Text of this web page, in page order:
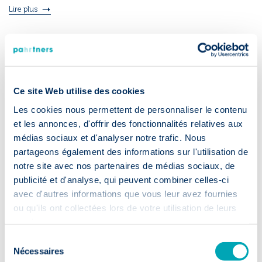
Ce site Web utilise des cookies
Les cookies nous permettent de personnaliser le contenu
et les annonces, d'offrir des fonctionnalités relatives aux
médias sociaux et d'analyser notre trafic. Nous
partageons également des informations sur l'utilisation de
notre site avec nos partenaires de médias sociaux, de
publicité et d'analyse, qui peuvent combiner celles-ci
avec d'autres informations que vous leur avez fournies
ou qu'ils ont collectées lors de votre utilisation de leurs
Nécessaires
Lire plus
08 Juillet 2020· Actualité clients